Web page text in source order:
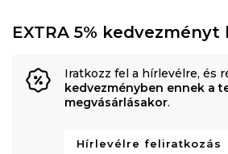
EXTRA 5% kedvezményt
Iratkozz fel a hírlevélre, és
kedvezményben ennek a
megvásárlásakor.
Hírlevélre feliratkozás